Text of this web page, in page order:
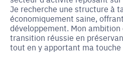
Je recherche une structure à
économiquement saine,
développement. Mon ambition
transition réussie en
tout en y apportant ma touche